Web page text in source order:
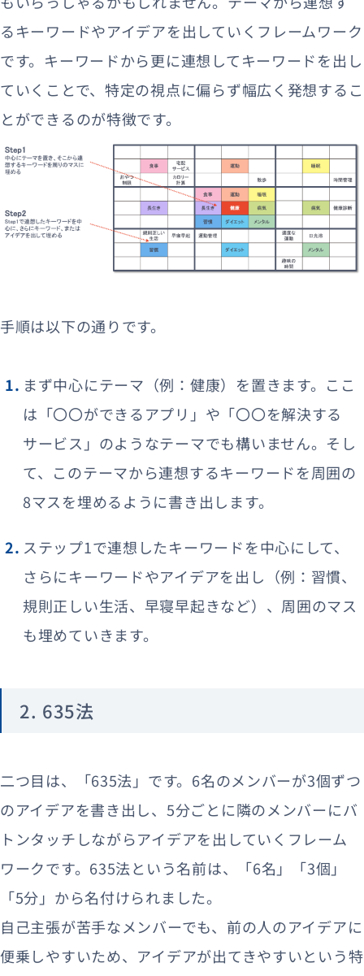
るキーワードやアイデアを出していくフレームワーク
です。キーワードから更に連想してキーワードを出し
ていくことで、特定の視点に偏らず幅広く発想するこ
とができるのが特徴です。
手順は以下の通りです。
まず中心にテーマ（例：健康）を置きます。ここ
は「〇〇ができるアプリ」や「〇〇を解決する
サービス」のようなテーマでも構いません。そし
て、このテーマから連想するキーワードを周囲の
8マスを埋めるように書き出します。
ステップ1で連想したキーワードを中心にして、
さらにキーワードやアイデアを出し（例：習慣、
規則正しい生活、早寝早起きなど）、周囲のマス
も埋めていきます。
2. 635法
二つ目は、「635法」です。6名のメンバーが3個ずつ
のアイデアを書き出し、5分ごとに隣のメンバーにバ
トンタッチしながらアイデアを出していくフレーム
ワークです。635法という名前は、「6名」「3個」
「5分」から名付けられました。
自己主張が苦手なメンバーでも、前の人のアイデアに
便乗しやすいため、アイデアが出てきやすいという特